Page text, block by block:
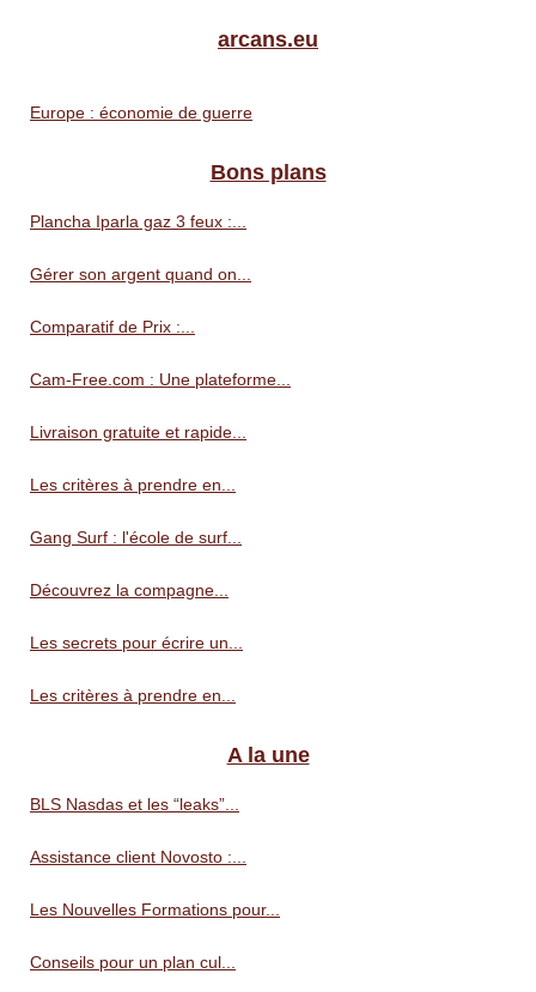
arcans.eu
Europe : économie de guerre
Bons plans
Plancha Iparla gaz 3 feux :...
Gérer son argent quand on...
Comparatif de Prix :...
Cam-Free.com : Une plateforme...
Livraison gratuite et rapide...
Les critères à prendre en...
Gang Surf : l'école de surf...
Découvrez la compagne...
Les secrets pour écrire un...
Les critères à prendre en...
A la une
BLS Nasdas et les “leaks”...
Assistance client Novosto :...
Les Nouvelles Formations pour...
Conseils pour un plan cul...